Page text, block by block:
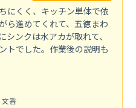
にくく、キッチン単体で依
ら進めてくれて、五徳まわ
ンクは水アカが取れて、
トでした。作業後の説明も
香